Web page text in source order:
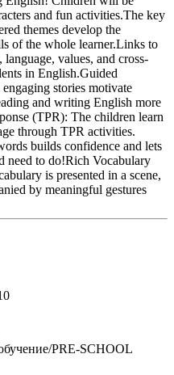
and fun activities.The key
themes develop the
of the whole learner.Links to
values, and cross-
in English.Guided
stories motivate
and writing English more
(TPR): The children learn
through TPR activities.
builds confidence and lets
need to do!Rich Vocabulary
is presented in a scene,
by meaningful gestures
PRE-SCHOOL